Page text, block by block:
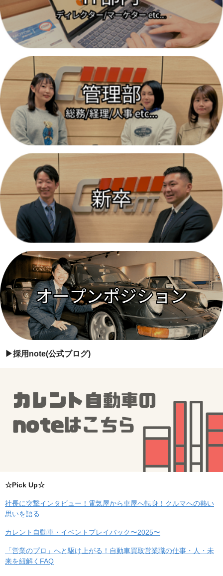
▶︎採用note(公式ブログ)
☆Pick Up☆
社長に突撃インタビュー！電気屋から車屋へ転身！クルマへの熱い
思いを語る
カレント自動車・イベントプレイバック〜2025〜
「営業のプロ」へと駆け上がる！自動車買取営業職の仕事・人・未
来を紐解くFAQ